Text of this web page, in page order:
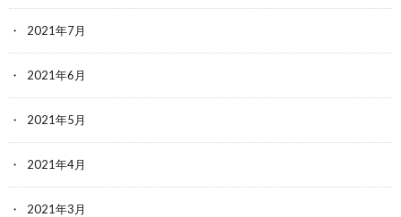
2021年7月
2021年6月
2021年5月
2021年4月
2021年3月